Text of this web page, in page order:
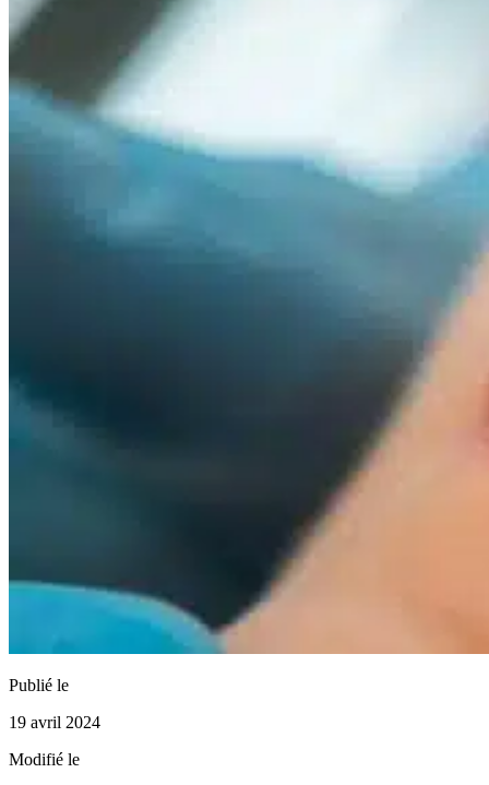
Publié le
19 avril 2024
Modifié le